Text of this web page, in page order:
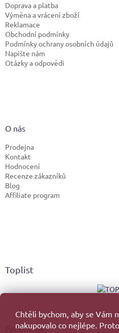
Chtěli bychom, aby se Vám
nakupovalo co nejlépe.
Doprava a platba
Výměna a vrácení zboží
Reklamace
Obchodní podmínky
Podmínky ochrany osobních údajů
Napište nám
Otázky a odpovědi
O nás
Prodejna
Kontakt
Hodnocení
Recenze zákazníků
Blog
Affiliate program
Toplist
Facebook